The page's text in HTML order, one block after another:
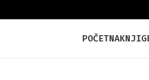
POČETNA